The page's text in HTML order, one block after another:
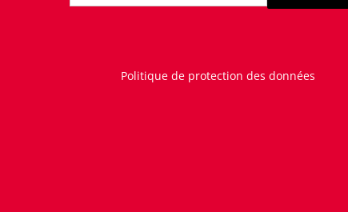
Politique de protection des données